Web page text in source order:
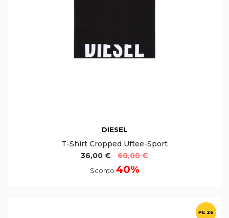
DIESEL
T-Shirt Cropped Uftee-Sport
36,00 €
60,00 €
Sconto 40%
PE 26